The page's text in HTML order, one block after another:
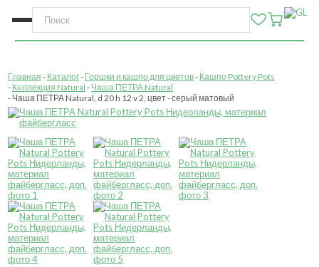
Главная Каталог Горшки и кашпо для цветов Кашпо Pottery Pots
Коллекция Natural
Чаша ПЕТРА Natural
Чаша ПЕТРА Natural, d 20 h 12 v 2, цвет - серый матовый